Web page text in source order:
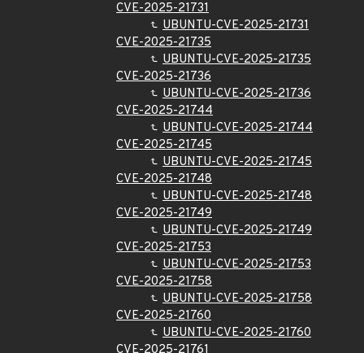
CVE-2025-21731
UBUNTU-CVE-2025-21731
CVE-2025-21735
UBUNTU-CVE-2025-21735
CVE-2025-21736
UBUNTU-CVE-2025-21736
CVE-2025-21744
UBUNTU-CVE-2025-21744
CVE-2025-21745
UBUNTU-CVE-2025-21745
CVE-2025-21748
UBUNTU-CVE-2025-21748
CVE-2025-21749
UBUNTU-CVE-2025-21749
CVE-2025-21753
UBUNTU-CVE-2025-21753
CVE-2025-21758
UBUNTU-CVE-2025-21758
CVE-2025-21760
UBUNTU-CVE-2025-21760